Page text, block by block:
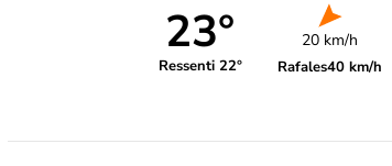
23°
Ressenti 22°
20 km/h
Rafales40 km/h